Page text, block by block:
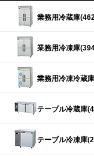
業務用冷蔵庫
業務用冷凍庫
業務用冷凍冷蔵
テーブル冷蔵庫
テーブル冷凍庫